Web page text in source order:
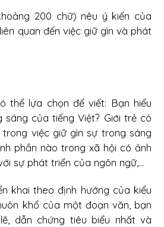
200 chữ) nêu ý kiến của
quan đến việc giữ gìn và phát
thể lựa chọn để viết: Bạn hiểu
của tiếng Việt? Giới trẻ có
việc giữ gìn sự trong sáng
phần nào trong xã hội có ảnh
sự phát triển của ngôn ngữ,...
khai theo định hướng của kiểu
khổ của một đoạn văn, bạn
dẫn chứng tiêu biểu nhất và